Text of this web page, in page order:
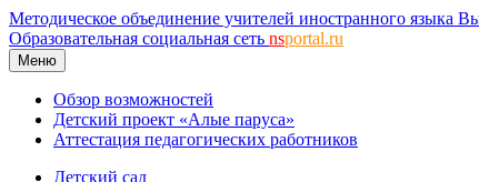
Методическое объединение учителей иностранного языка
Образовательная социальная сеть nsportal.ru
Меню
Обзор возможностей
Детский проект «Алые паруса»
Аттестация педагогических работников
Детский сад